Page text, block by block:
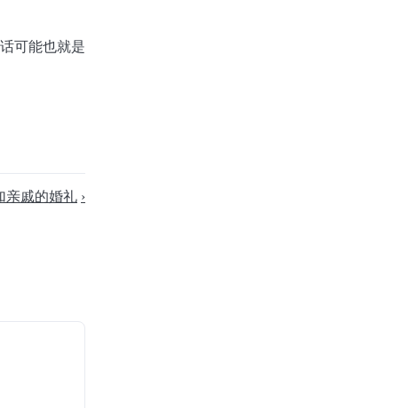
可能也就是
亲戚的婚礼